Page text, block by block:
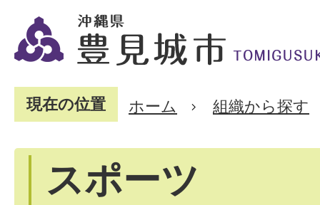
現在の位置 ホーム 組織から探す
スポーツ